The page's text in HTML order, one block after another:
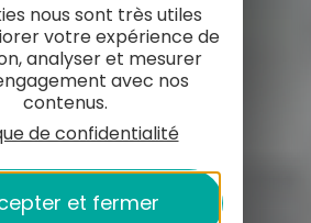
nous sont très utiles
votre expérience de
analyser et mesurer
avec nos
contenus.
de confidentialité
et fermer